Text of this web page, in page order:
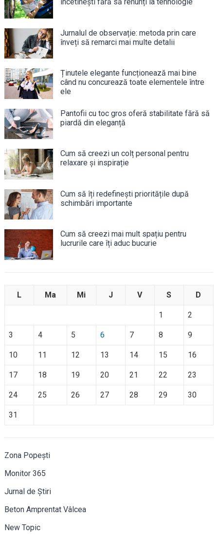
Jurnalul de observație: metoda prin care
înveți să remarci mai multe detalii
Ținutele elegante funcționează mai bine
când nu concurează toate elementele între
ele
Pantofii cu toc gros oferă stabilitate fără să
piardă din eleganță
Cum să creezi un colț personal pentru
relaxare și inspirație
Cum să îți redefinești prioritățile după
schimbări importante
Cum să creezi mai mult spațiu pentru
lucrurile care îți aduc bucurie
L Ma Mi J V S D
1 2
3 4 5 6 7 8 9
10 11 12 13 14 15 16
17 18 19 20 21 22 23
24 25 26 27 28 29 30
31
Zona Popești
Monitor 365
Jurnal de Știri
Beton Amprentat Vâlcea
New Topic